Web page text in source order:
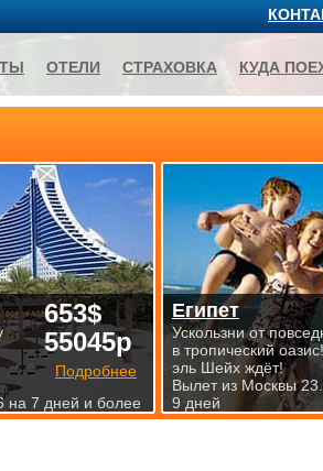
653$
55045р
Подробнее
на 7 дней и более
Египет
Ускользни от
в тропический
эль Шейх ждёт!
Вылет из Москвы
9 дней
ОТЕЛИ СТРАХОВКА КУДА